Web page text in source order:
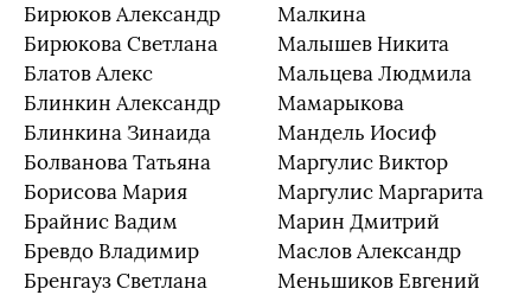
Бирюков Александр
Бирюкова Светлана
Блатов Алекс
Блинкин Александр
Блинкина Зинаида
Болванова Татьяна
Борисова Мария
Брайнис Вадим
Бревдо Владимир
Бренгауз Светлана
Малкина
Малышев Никита
Мальцева Людмила
Мамарыкова
Мандель Иосиф
Маргулис Виктор
Маргулис Маргарита
Марин Дмитрий
Маслов Александр
Меньшиков Евгений